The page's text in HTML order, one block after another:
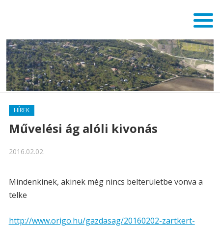
HÍREK
Művelési ág alóli kivonás
2016.02.02.
Mindenkinek, akinek még nincs belterületbe vonva a
telke
http://www.origo.hu/gazdasag/20160202-zartkert-